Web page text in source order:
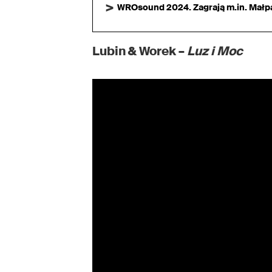
WROsound 2024. Zagrają m.in.
Lubin & Worek –Luz i Moc